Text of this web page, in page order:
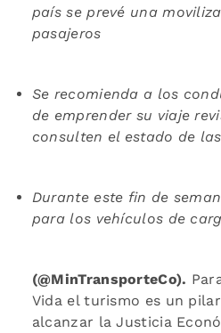
país se prevé una
pasajeros
Se recomienda a los
de emprender su viaje
consulten el estado de
Durante este fin de
para los vehículos de
(@MinTransporteCo).
Vida el turismo es un
alcanzar la Justicia